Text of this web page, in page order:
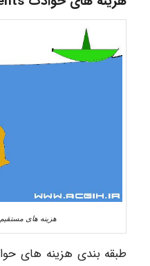
هزینه های
طبقه بندی هزینه های